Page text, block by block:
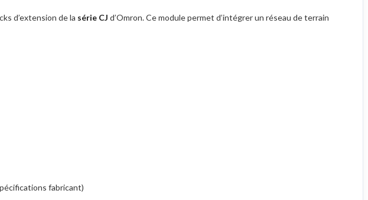
d’extension de la série CJ d’Omron. Ce module permet d’intégrer un réseau de terrain
fabricant)